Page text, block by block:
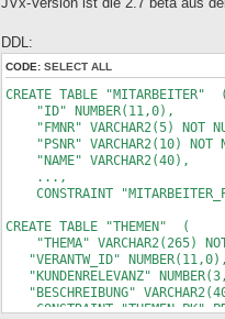
DDL:
CODE: SELECT ALL
CREATE TABLE "MITARBEITER" (
"ID" NUMBER(11,0),
"FMNR" VARCHAR2(5) NOT
"PSNR" VARCHAR2(10) NOT
"NAME" VARCHAR2(40),
...,
CONSTRAINT
CREATE TABLE "THEMEN" (
"THEMA" VARCHAR2(265)
"VERANTW_ID" NUMBER(11,0),
"KUNDENRELEVANZ"
"BESCHREIBUNG"
CONSTRAINT "THEMEN_PK"